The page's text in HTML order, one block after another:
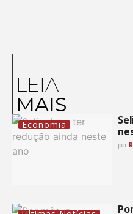
LEIA
MAIS
Economia
por